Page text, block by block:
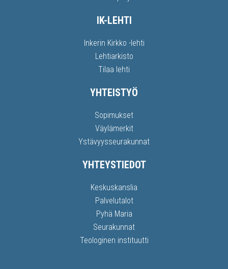
IK-LEHTI
Inkerin Kirkko -lehti
Lehtiarkisto
Tilaa lehti
YHTEISTYÖ
Sopimukset
Väylämerkit
Ystävyysseurakunnat
YHTEYSTIEDOT
Keskuskanslia
Palvelutalot
Pyhä Maria
Seurakunnat
Teologinen instituutti